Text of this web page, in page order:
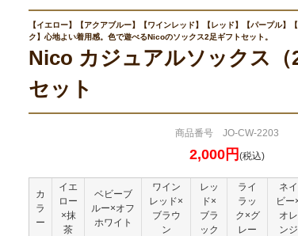
【イエロー】【アクアブルー】【ワインレッド】【レッド】【パープル】
ク】心地よい着用感。色で遊べるNicoのソックス2足ギフトセット。
Nico カジュアルソックス（
セット
商品番号 JO-CW-2203
2,000円 (税込)
カ
ラ
ー
イエ
ロー
×抹
茶
ベビーブ
ルー×オフ
ホワイト
ワイン
レッド×
ブラウ
ン
レッ
ド×
ブラ
ック
ライ
ラッ
ク×グ
レー
ネイ
ビー
オレ
ンジ